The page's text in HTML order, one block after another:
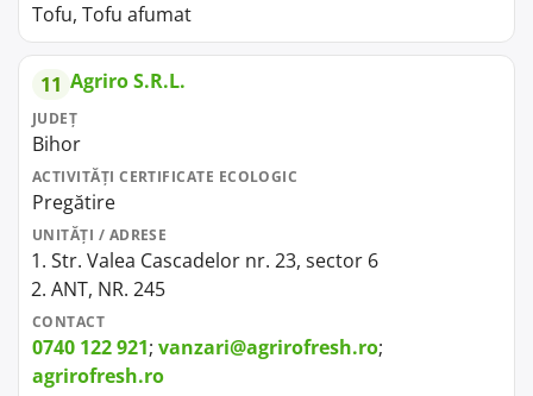
Tofu, Tofu afumat
11 Agriro S.R.L.
JUDEȚ
Bihor
ACTIVITĂȚI CERTIFICATE ECOLOGIC
Pregătire
UNITĂȚI / ADRESE
Str. Valea Cascadelor nr. 23, sector 6
ANT, NR. 245
CONTACT
0740 122 921; vanzari@agrirofresh.ro;
agrirofresh.ro